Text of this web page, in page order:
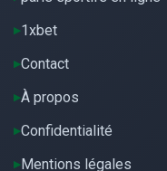
1xbet
Contact
À propos
Confidentialité
Mentions légales